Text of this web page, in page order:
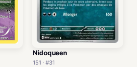
Nidoqueen
151 · #31